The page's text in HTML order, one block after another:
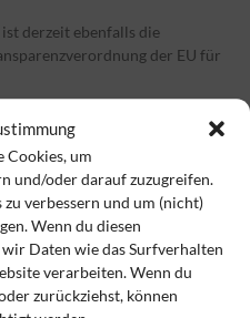
Cookies, um
und/oder darauf zuzugreifen.
verbessern und um (nicht)
Wenn du diesen
Daten wie das Surfverhalten
verarbeiten. Wenn du
zurückziehst, können
ist derzeit ebenfalls die
der EU für